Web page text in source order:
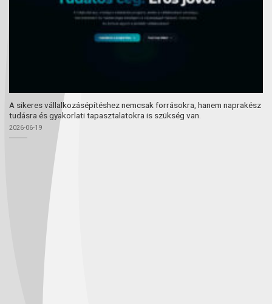
A sikeres vállalkozásépítéshez nemcsak forrásokra, hanem naprakész
tudásra és gyakorlati tapasztalatokra is szükség van.
2026-06-19